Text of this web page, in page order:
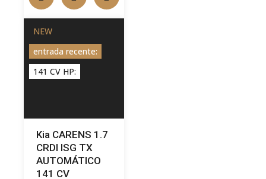
NEW
entrada recente:
141 CV HP:
Kia CARENS 1.7
CRDI ISG TX
AUTOMÁTICO
141 CV